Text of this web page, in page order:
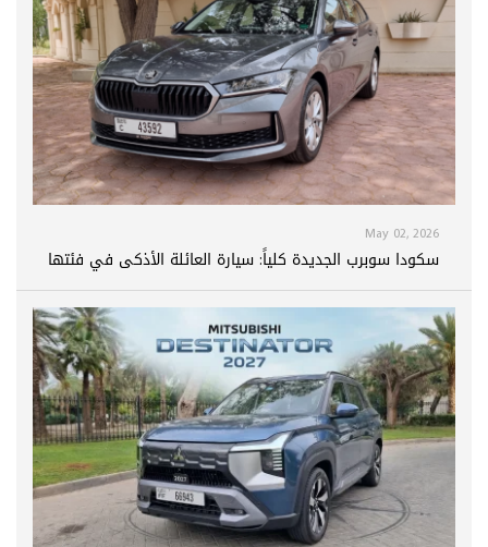
May 02, 2026
سكودا سوبرب الجديدة كلياً: سيارة العائلة الأذكى في فئتها